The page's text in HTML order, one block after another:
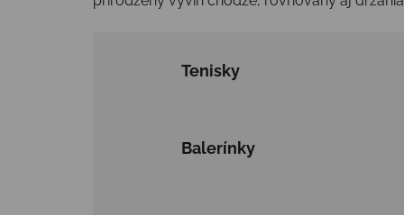
Tenisky
Balerínky